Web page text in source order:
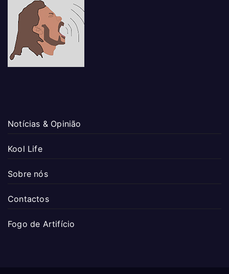
Notícias & Opinião
Kool Life
Sobre nós
Contactos
Fogo de Artifício